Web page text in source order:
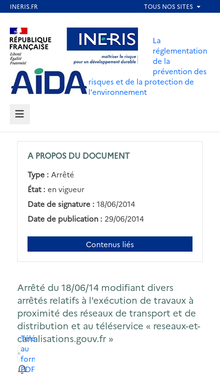
contenu
principal
Aller au contenu Aller au menu
Aller au pied de page
La
réglementation
de la
prévention des
risques et de la protection de
l'environnement
MENU
A PROPOS DU DOCUMENT
Type : Arrêté
État : en vigueur
Date de signature : 18/06/2014
Date de publication : 29/06/2014
Contenus liés
Arrêté du 18/06/14 modifiant divers
arrêtés relatifs à l'exécution de travaux à
proximité des réseaux de transport et de
distribution et au téléservice « reseaux-et-
canalisations.gouv.fr »
Télécharger
au
format
PDF